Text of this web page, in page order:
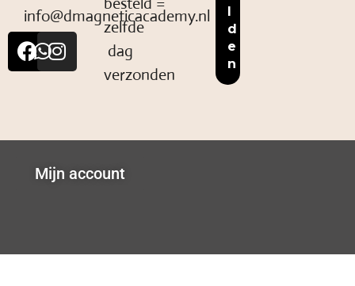
info@dmagneticacademy.nl
zelfde
dag
verzonden
Mijn account